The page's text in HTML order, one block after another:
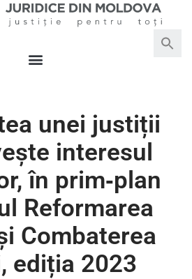
unei justiții
interesul
în prim‑plan
Reformarea
Combaterea
ediția 2023